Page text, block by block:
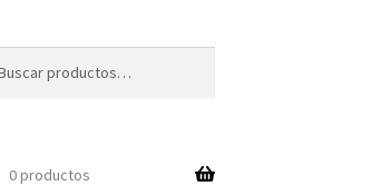
0 productos